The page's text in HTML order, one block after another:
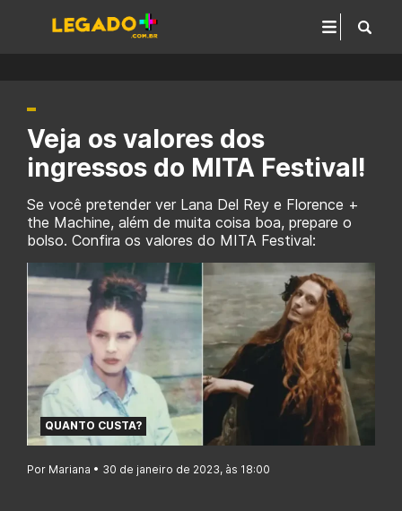
Veja os valores dos
ingressos do MITA Festival!
Se você pretender ver Lana Del Rey e Florence +
the Machine, além de muita coisa boa, prepare o
bolso. Confira os valores do MITA Festival:
QUANTO CUSTA?
Por Mariana • 30 de janeiro de 2023, às 18:00